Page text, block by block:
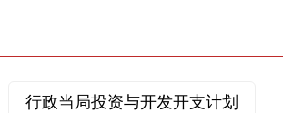
行政当局投资与开发开支计划